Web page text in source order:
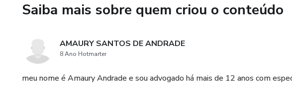
Saiba mais sobre quem criou o conteúdo
AMAURY SANTOS DE ANDRADE
8 Ano Hotmarter
meu nome é Amaury Andrade e sou advogado há mais de 12 anos com